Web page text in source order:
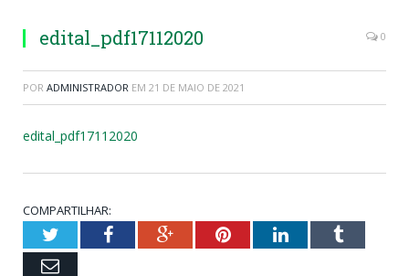
edital_pdf17112020 0
POR ADMINISTRADOR EM 21 DE MAIO DE 2021
edital_pdf17112020
COMPARTILHAR:
TwitterFacebookGoogle+PinterestLinkedInTumblr
Email